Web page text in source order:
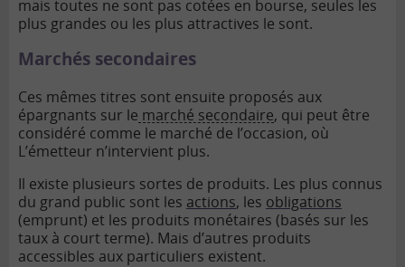
mais toutes ne sont pas cotées en bourse, seules les
plus grandes ou les plus attractives le sont.
Marchés secondaires
Ces mêmes titres sont ensuite proposés aux
épargnants sur le marché secondaire, qui peut être
considéré comme le marché de l’occasion, où
L’émetteur n’intervient plus.
Il existe plusieurs sortes de produits. Les plus connus
du grand public sont les actions, les obligations
(emprunt) et les produits monétaires (basés sur les
taux à court terme). Mais d’autres produits
accessibles aux particuliers existent.